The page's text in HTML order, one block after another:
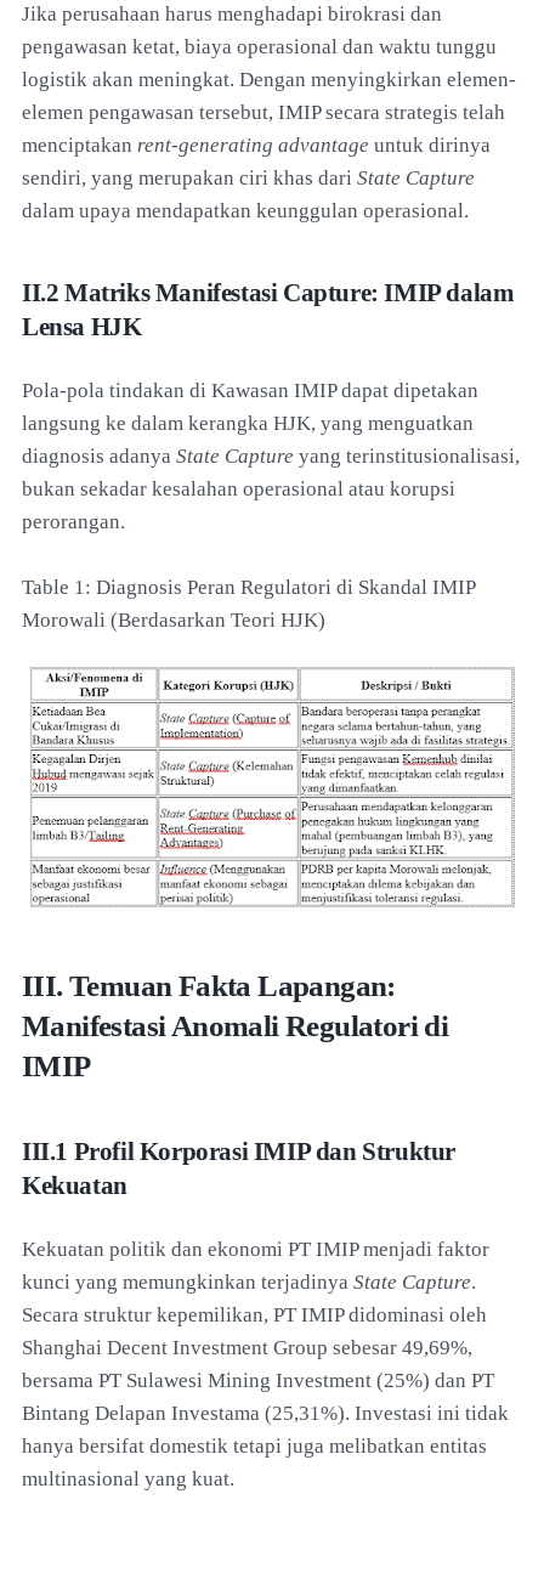
Jika perusahaan harus menghadapi birokrasi dan
pengawasan ketat, biaya operasional dan waktu tunggu
logistik akan meningkat. Dengan menyingkirkan elemen-
elemen pengawasan tersebut, IMIP secara strategis telah
menciptakan rent-generating advantage untuk dirinya
sendiri, yang merupakan ciri khas dari State Capture
dalam upaya mendapatkan keunggulan operasional.
II.2 Matriks Manifestasi Capture: IMIP dalam
Lensa HJK
Pola-pola tindakan di Kawasan IMIP dapat dipetakan
langsung ke dalam kerangka HJK, yang menguatkan
diagnosis adanya State Capture yang terinstitusionalisasi,
bukan sekadar kesalahan operasional atau korupsi
perorangan.
Table 1: Diagnosis Peran Regulatori di Skandal IMIP
Morowali (Berdasarkan Teori HJK)
III. Temuan Fakta Lapangan:
Manifestasi Anomali Regulatori di
IMIP
III.1 Profil Korporasi IMIP dan Struktur
Kekuatan
Kekuatan politik dan ekonomi PT IMIP menjadi faktor
kunci yang memungkinkan terjadinya State Capture.
Secara struktur kepemilikan, PT IMIP didominasi oleh
Shanghai Decent Investment Group sebesar 49,69%,
bersama PT Sulawesi Mining Investment (25%) dan PT
Bintang Delapan Investama (25,31%). Investasi ini tidak
hanya bersifat domestik tetapi juga melibatkan entitas
multinasional yang kuat.